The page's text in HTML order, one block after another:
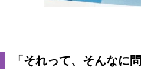
「それって、そんなに